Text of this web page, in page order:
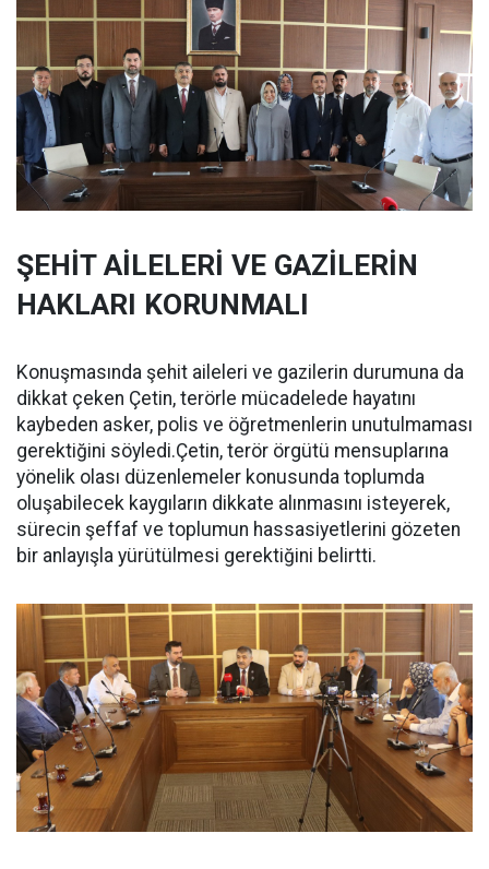
ŞEHİT AİLELERİ VE GAZİLERİN
HAKLARI KORUNMALI
Konuşmasında şehit aileleri ve gazilerin durumuna da
dikkat çeken Çetin, terörle mücadelede hayatını
kaybeden asker, polis ve öğretmenlerin unutulmaması
gerektiğini söyledi.Çetin, terör örgütü mensuplarına
yönelik olası düzenlemeler konusunda toplumda
oluşabilecek kaygıların dikkate alınmasını isteyerek,
sürecin şeffaf ve toplumun hassasiyetlerini gözeten
bir anlayışla yürütülmesi gerektiğini belirtti.